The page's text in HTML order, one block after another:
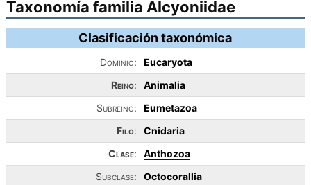
Taxonomía familia Alcyoniidae
Clasificación taxonómica
Dominio:
Eucaryota
Reino:
Animalia
Subreino:
Eumetazoa
Filo:
Cnidaria
Clase:
Anthozoa
Subclase:
Octocorallia